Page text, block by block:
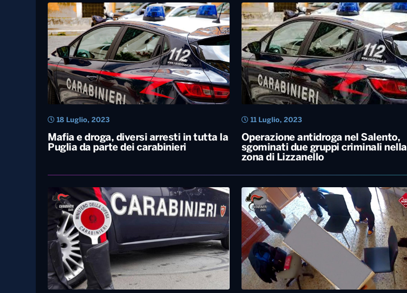
Mafia e droga, diversi arresti in tutta la
Puglia da parte dei carabinieri
18 Luglio, 2023
Operazione antidroga nel Salento,
sgominati due gruppi criminali nella
zona di Lizzanello
11 Luglio, 2023